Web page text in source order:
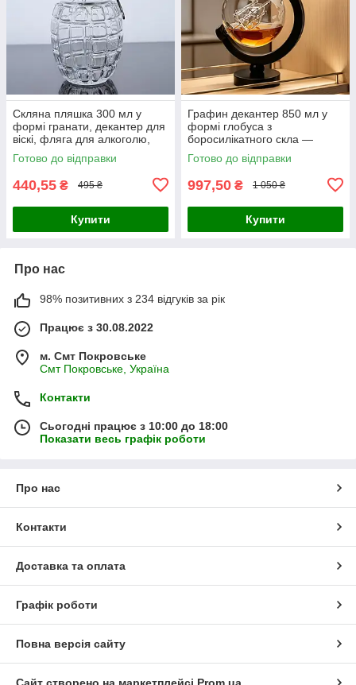
Скляна пляшка 300 мл у
формі гранати, декантер для
віскі, фляга для алкоголю,
віскі, горілки, бренді, вина,
подарунок для чоловіка
Готово до відправки
440,55 ₴ 495 ₴
Купити
Графин декантер 850 мл у
формі глобуса з
боросилікатного скла —
пляшка для вина, віскі та
горілки багаторазова, з
Готово до відправки
997,50 ₴ 1 050 ₴
Купити
Про нас
98% позитивних з 234 відгуків за рік
Працює з 30.08.2022
м. Смт Покровське
Смт Покровське, Україна
Контакти
Сьогодні працює з 10:00 до 18:00
Показати весь графік роботи
Про нас
Контакти
Доставка та оплата
Графік роботи
Повна версія сайту